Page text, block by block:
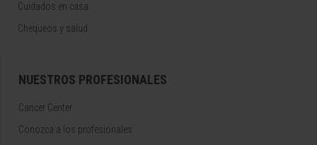
Cuidados en casa
Chequeos y salud
NUESTROS PROFESIONALES
Cancer Center
Conozca a los profesionales